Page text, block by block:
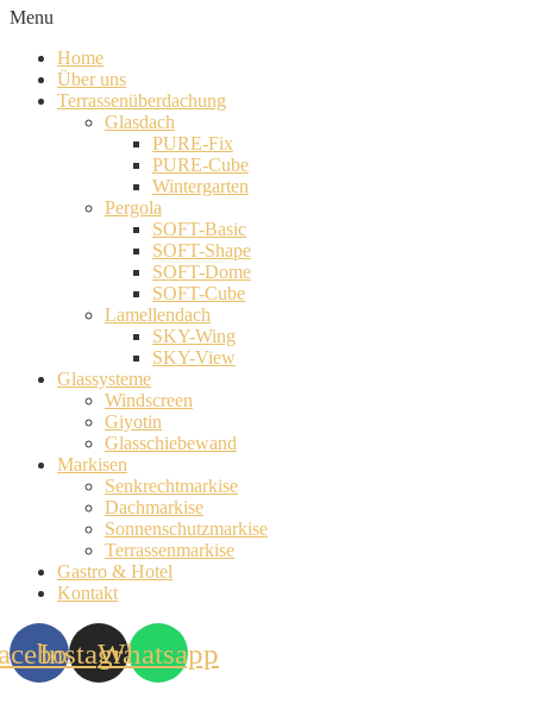
Menu
Home
Über uns
Terrassenüberdachung
Glasdach
PURE-Fix
PURE-Cube
Wintergarten
Pergola
SOFT-Basic
SOFT-Shape
SOFT-Dome
SOFT-Cube
Lamellendach
SKY-Wing
SKY-View
Glassysteme
Windscreen
Giyotin
Glasschiebewand
Markisen
Senkrechtmarkise
Dachmarkise
Sonnenschutzmarkise
Terrassenmarkise
Gastro & Hotel
Kontakt
InstagramWhatsapp